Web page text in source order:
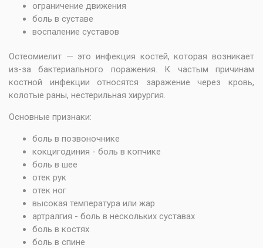
ограничение движения
боль в суставе
воспаление суставов
Остеомиелит — это инфекция костей, которая возникает
из-за бактериального поражения. К частым причинам
костной инфекции относятся заражение через кровь,
колотые раны, нестерильная хирургия.
Основные признаки:
боль в позвоночнике
кокцигодиния - боль в копчике
боль в шее
отек рук
отек ног
высокая температура или жар
артралгия - боль в нескольких суставах
боль в костях
боль в спине